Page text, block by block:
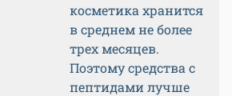
косметика хранится
в среднем не более
трех месяцев.
Поэтому средства с
пептидами лучше